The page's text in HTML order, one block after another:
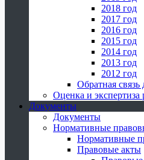
2018 год
2017 год
2016 год
2015 год
2014 год
2013 год
2012 год
Обратная
Оценка и экспертиза
Документы
Документы
Нормативные
Нормативные
Правовые акты